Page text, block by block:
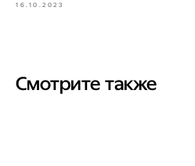
16.10.2023
Смотрите также